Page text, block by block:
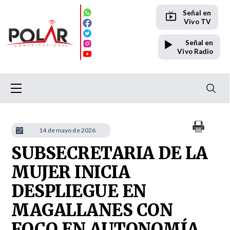
Señal en
Vivo TV
Señal en
Vivo Radio
SUBSECRETARIA DE LA
MUJER INICIA
DESPLIEGUE EN
MAGALLANES CON
14 de mayo de 2026